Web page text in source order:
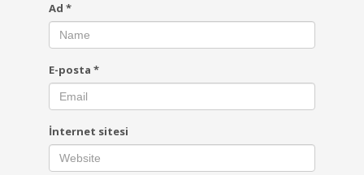
Ad *
E-posta *
İnternet sitesi